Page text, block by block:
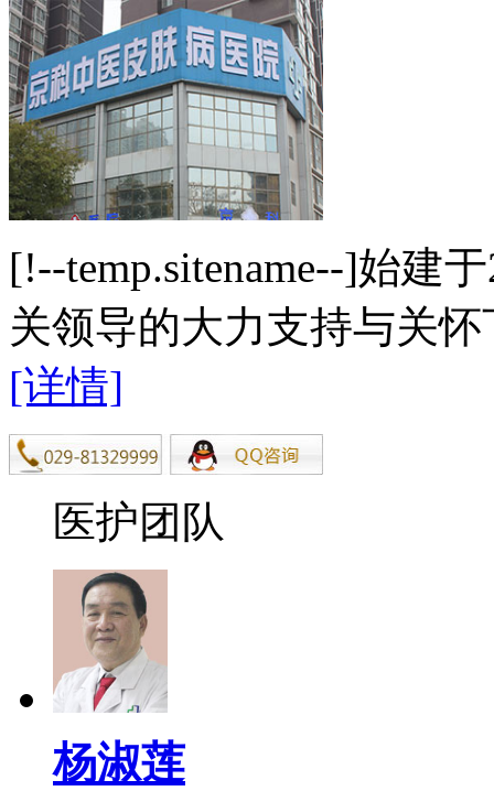
[!--temp.sitename--]始建
关领导的大力支持与关
[详情]
医护团队
杨淑莲